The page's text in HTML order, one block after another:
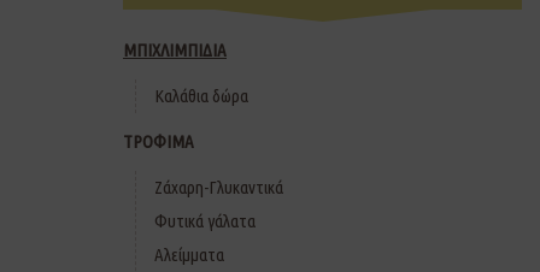
ΜΠΙΧΛΙΜΠΙΔΙΑ
Καλάθια δώρα
ΤΡΟΦΙΜΑ
Ζάχαρη-Γλυκαντικά
Φυτικά γάλατα
Αλείμματα